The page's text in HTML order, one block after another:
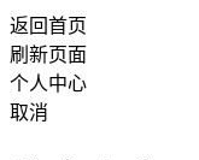
返回首页
刷新页面
个人中心
取消